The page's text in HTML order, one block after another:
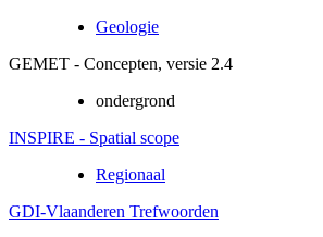
Geologie
GEMET - Concepten, versie 2.4
ondergrond
INSPIRE - Spatial scope
Regionaal
GDI-Vlaanderen Trefwoorden